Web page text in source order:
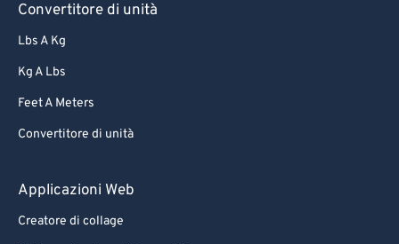
Convertitore di unità
Lbs A Kg
Kg A Lbs
Feet A Meters
Convertitore di unità
Applicazioni Web
Creatore di collage